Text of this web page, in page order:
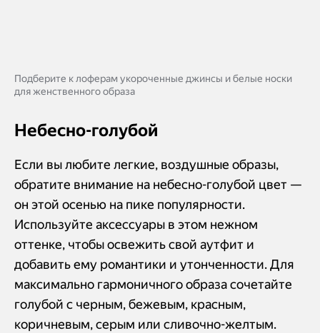
Подберите к лоферам укороченные джинсы и белые носки
для женственного образа
Небесно-голубой
Если вы любите легкие, воздушные образы,
обратите внимание на небесно-голубой цвет —
он этой осенью на пике популярности.
Используйте аксессуары в этом нежном
оттенке, чтобы освежить свой аутфит и
добавить ему романтики и утонченности. Для
максимально гармоничного образа сочетайте
голубой с черным, бежевым, красным,
коричневым, серым или сливочно-желтым.